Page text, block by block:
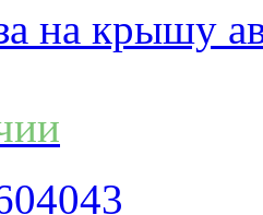
на крышу